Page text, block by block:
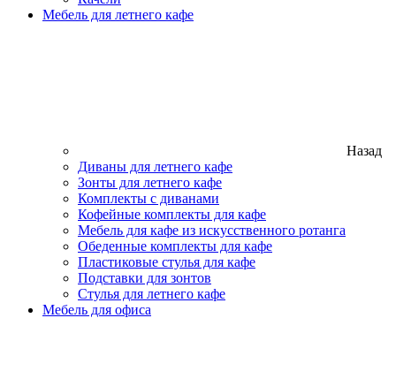
Мебель для летнего кафе
Назад
Диваны для летнего кафе
Зонты для летнего кафе
Комплекты с диванами
Кофейные комплекты для кафе
Мебель для кафе из искусственного ротанга
Обеденные комплекты для кафе
Пластиковые стулья для кафе
Подставки для зонтов
Стулья для летнего кафе
Мебель для офиса